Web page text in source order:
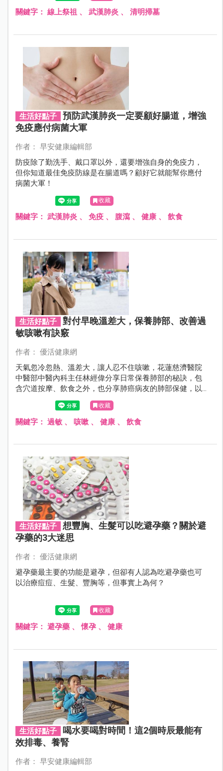
關鍵字： 線上祭祖 、 武漢肺炎、 清明掃墓
生活好點子
預防武漢肺炎一定要顧好腸道，增強
免疫應付病菌大軍
作者： 早安健康編輯部
防疫除了勤洗手、戴口罩以外，還要增強自身的免疫力，
但你知道最佳免疫防線是在腸道嗎？顧好它就能幫你應付
病菌大軍！
收藏
關鍵字： 武漢肺炎、 免疫、 腹瀉、 健康、 飲食
生活好點子
對付早晚溫差大，保養肺部、改善過
敏咳嗽有訣竅
作者： 優活健康網
天氣忽冷忽熱、溫差大，讓人忍不住咳嗽，花蓮慈濟醫院
中醫部中醫內科主任林經偉分享日常保養肺部的秘訣，包
含穴道按摩、飲食之外，也分享肺癌病友的肺部保健，以
中藥材來調養，改善治療後身體不適的症狀。
收藏
關鍵字： 過敏、 咳嗽、 健康、 飲食
生活好點子
想豐胸、生髮可以吃避孕藥？關於避
孕藥的3大迷思
作者： 優活健康網
避孕藥最主要的功能是避孕，但卻有人認為吃避孕藥也可
以治療痘痘、生髮、豐胸等，但事實上為何？
收藏
關鍵字： 避孕藥、懷孕、 健康
生活好點子
喝水要喝對時間！這2個時辰最能有
效排毒、養腎
作者： 早安健康編輯部